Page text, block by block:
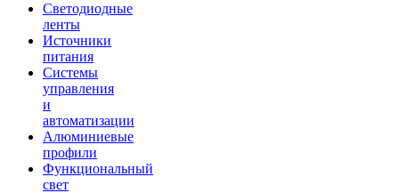
Светодиодные
ленты
Источники
питания
Системы
управления
и
автоматизации
Алюминиевые
профили
Функциональный
свет